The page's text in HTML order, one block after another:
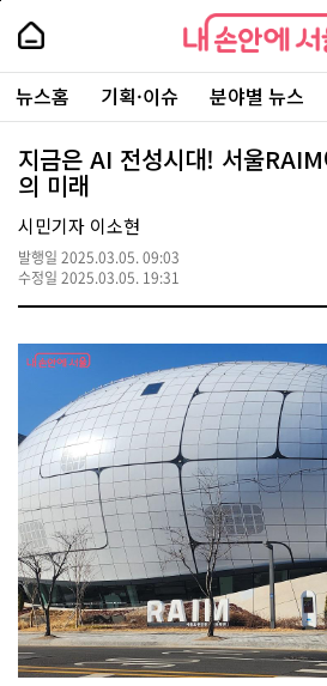
본
로
가
내
손
안
에
서
울
-
서
울
시
대
표
소
통
포
내
손
에
울
주
요
서
뉴스홈 기획·이슈 분야별 뉴스
지금은 AI 전성시대! 서울
의 미래
시민기자 이소현
발행일 2025.03.05. 09:03
수정일 2025.03.05. 19:31
페
상
단
로